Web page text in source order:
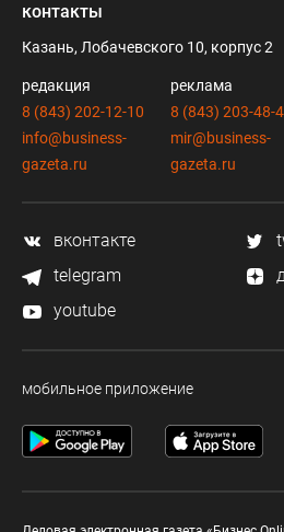
контакты
Казань, Лобачевского 10, корпус 2
редакция
8 (843) 202-12-10
info@business-
gazeta.ru
реклама
8 (843) 203-48-
mir@business-
gazeta.ru
вконтакте
telegram
youtube
мобильное приложение